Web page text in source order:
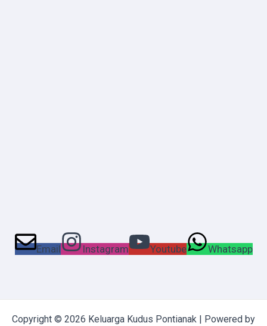
Email Instagram Youtube Whatsapp
Copyright © 2026 Keluarga Kudus Pontianak | Powered by